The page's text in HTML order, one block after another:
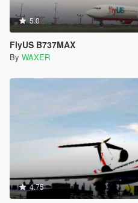
5.0
FlyUS B737MAX
By WAXER
4.75